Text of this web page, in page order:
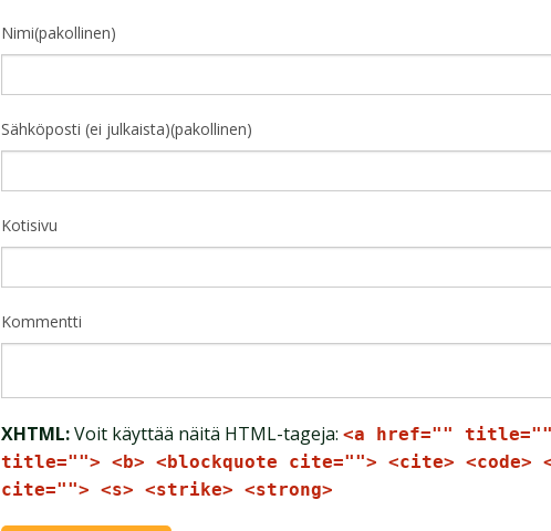
Nimi(pakollinen)
Sähköposti (ei julkaista)(pakollinen)
Kotisivu
Kommentti
XHTML:Voit käyttää näitä HTML-tageja: <a href=""
title=""> <b> <blockquote cite=""> <cite> <code>
cite=""> <s> <strike> <strong>